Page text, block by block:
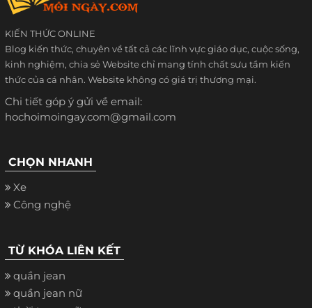
KIẾN THỨC ONLINE
Blog kiến thức, chuyên về tất cả các lĩnh vực giáo dục, cuộc sống,
kinh nghiệm, chia sẻ Website chỉ mang tính chất sưu tầm kiến
thức của cá nhân. Website không có giá trị thương mại.
Chi tiết góp ý gửi về email:
hochoimoingay.com@gmail.com
CHỌN NHANH
Xe
Công nghệ
TỪ KHÓA LIÊN KẾT
quần jean
quần jean nữ